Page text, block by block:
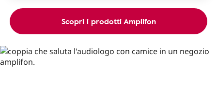
Scopri i prodotti Amplifon